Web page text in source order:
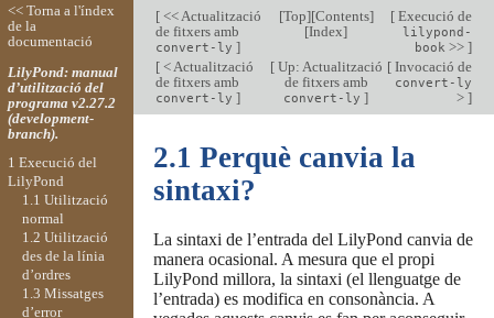
[<< Actualització
de fitxers amb
convert-ly ]
[Top][Contents]
[Index]
[Execució de
lilypond-
book >> ]
[< Actualització
de fitxers amb
convert-ly ]
[Up: Actualització
de fitxers amb
convert-ly ]
[Invocació de
convert-ly
> ]
2.1 Perquè canvia la
sintaxi?
La sintaxi de l’entrada del LilyPond canvia de
manera ocasional. A mesura que el propi
LilyPond millora, la sintaxi (el llenguatge de
l’entrada) es modifica en consonància. A
<< Torna a l'índex
de la
documentació
LilyPond: manual
d’utilització del
programa v2.27.2
(development-
branch).
1 Execució del
LilyPond
1.1 Utilització
normal
1.2 Utilització
des de la línia
d’ordres
1.3 Missatges
d’error